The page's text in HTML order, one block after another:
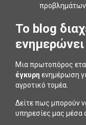
προβληµάτων.
To blog
Μια πρωτοπόρος
έγκυρη ενημέρωση
αγροτικό τομέα.
Δείτε πως μπορούν
υπηρεσίες μας μέσα